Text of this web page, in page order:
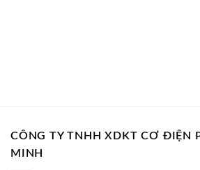
CÔNG TY TNHH XDKT CƠ ĐIỆN
MINH